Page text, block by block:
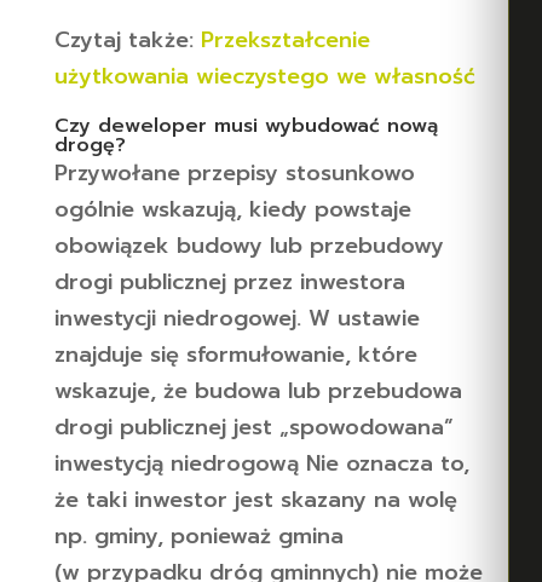
Czytaj także: Przekształcenie
użytkowania wieczystego we własność
Czy deweloper musi wybudować nową
drogę?
Przywołane przepisy stosunkowo
ogólnie wskazują, kiedy powstaje
obowiązek budowy lub przebudowy
drogi publicznej przez inwestora
inwestycji niedrogowej. W ustawie
znajduje się sformułowanie, które
wskazuje, że budowa lub przebudowa
drogi publicznej jest „spowodowana”
inwestycją niedrogową Nie oznacza to,
że taki inwestor jest skazany na wolę
np. gminy, ponieważ gmina
(w przypadku dróg gminnych) nie może